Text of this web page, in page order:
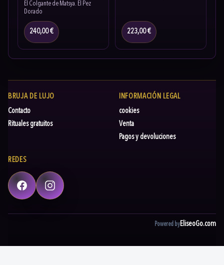
El Colgante de Matsya. El Pez
Dorado
240,00 € 223,00 €
BRUJA DE LUJO
Contacto
Rituales gratuitos
INFORMACIÓN LEGAL
cookies
Venta
Pagos y devoluciones
REDES
Facebook Instagram
Powered byEliseoGo.com